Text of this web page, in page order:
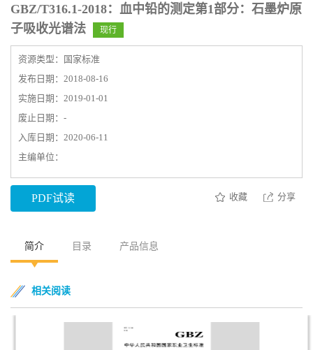
GBZ/T316.1-2018：血中铅的测定第1部分：石墨炉原
子吸收光谱法
现行
资源类型：国家标准
发布日期：2018-08-16
实施日期：2019-01-01
废止日期：-
入库日期：2020-06-11
主编单位：
PDF试读 收藏 分享
简介 目录 产品信息
相关阅读